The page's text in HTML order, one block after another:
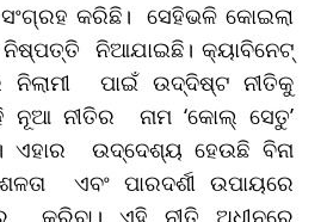
କରିଛି। ସେହିଭଳି କୋଇଲା
ନିଆଯାଇଛି। କ୍ୟାବିନେଟ୍‌
ନିଲାମୀ ପାଇଁ ଉଦ୍ଦିଷ୍ଟ ନୀତିକୁ
ନୂଆ ନୀତିର ନାମ ‘କୋଲ୍‌ ସେତୁ’
ଏହାର ଉଦ୍ଦେଶ୍ୟ ହେଉଛି ବିନା
ଏବଂ ପାରଦର୍ଶୀ ଉପାୟରେ